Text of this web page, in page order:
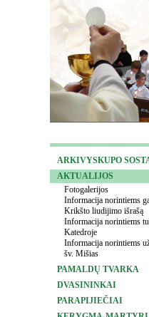
ARKIVYSKUPO
AKTUALIJOS
Fotogalerijos
Informacija norintiems
Krikšto liudijimo išrašą
Informacija norintiems
Katedroje
Informacija norintiems
šv. Mišias
PAMALDŲ TVARKA
DVASININKAI
PARAPIJIEČIAI